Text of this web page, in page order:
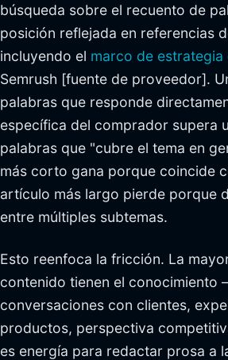
búsqueda sobre el recuento de
posición reflejada en referencias
incluyendo el marco de
Semrush [fuente de proveedor].
palabras que responde
específica del comprador supera
palabras que "cubre el tema en
más corto gana porque coincide
artículo más largo pierde porque
entre múltiples subtemas.
Esto reenfoca la fricción. La
contenido tienen el conocimiento
conversaciones con clientes,
productos, perspectiva
es energía para redactar prosa a